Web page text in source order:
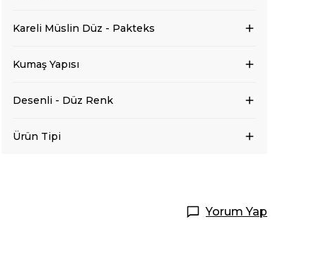
Kareli Müslin Düz - Pakteks
Kumaş Yapısı
Desenli - Düz Renk
Ürün Tipi
Yorum Yap